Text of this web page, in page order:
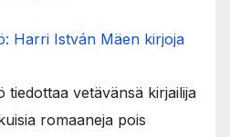
Harri István Mäen kirjoja
tiedottaa vetävänsä kirjailija
romaaneja pois